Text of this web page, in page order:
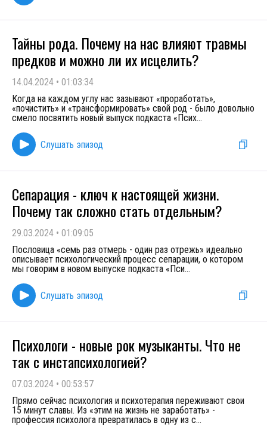
Тайны рода. Почему на нас влияют травмы
предков и можно ли их исцелить?
14.04.2024 • 01:03:34
Когда на каждом углу нас зазывают «проработать»,
«почистить» и «трансформировать» свой род - было довольно
смело посвятить новый выпуск подкаста «Псих...
Слушать эпизод
Сепарация - ключ к настоящей жизни.
Почему так сложно стать отдельным?
29.03.2024 • 01:09:05
Пословица «семь раз отмерь - один раз отрежь» идеально
описывает психологический процесс сепарации, о котором
мы говорим в новом выпуске подкаста «Пси...
Слушать эпизод
Психологи - новые рок музыканты. Что не
так с инстапсихологией?
07.03.2024 • 00:53:57
Прямо сейчас психология и психотерапия переживают свои
15 минут славы. Из «этим на жизнь не заработать» -
профессия психолога превратилась в одну из с...